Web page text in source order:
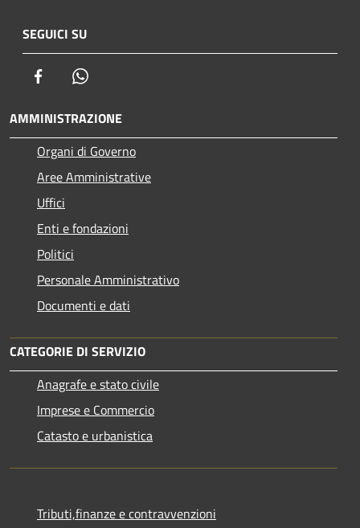
SEGUICI SU
Facebook
AMMINISTRAZIONE
Organi di Governo
Aree Amministrative
Uffici
Enti e fondazioni
Politici
Personale Amministrativo
Documenti e dati
CATEGORIE DI SERVIZIO
Anagrafe e stato civile
Imprese e Commercio
Catasto e urbanistica
Tributi,finanze e contravvenzioni